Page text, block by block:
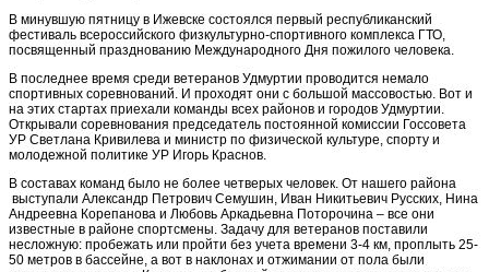
В минувшую пятницу в Ижевске состоялся первый республиканский
фестиваль всероссийского физкультурно-спортивного комплекса ГТО,
посвященный празднованию Международного Дня пожилого человека.
В последнее время среди ветеранов Удмуртии проводится немало
спортивных соревнований. И проходят они с большой массовостью. Вот и
на этих стартах приехали команды всех районов и городов Удмуртии.
Открывали соревнования председатель постоянной комиссии Госсовета
УР Светлана Кривилева и министр по физической культуре, спорту и
молодежной политике УР Игорь Краснов.
В составах команд было не более четверых человек. От нашего района
выступали Александр Петрович Семушин, Иван Никитьевич Русских, Нина
Андреевна Корепанова и Любовь Аркадьевна Поторочина – все они
известные в районе спортсмены. Задачу для ветеранов поставили
несложную: пробежать или пройти без учета времени 3-4 км, проплыть 25-
50 метров в бассейне, а вот в наклонах и отжимании от пола были